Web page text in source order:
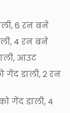
6 रन बने
4 रन बने
आउट
गेंद डाली, 2 रन
गेंद डाली, 4